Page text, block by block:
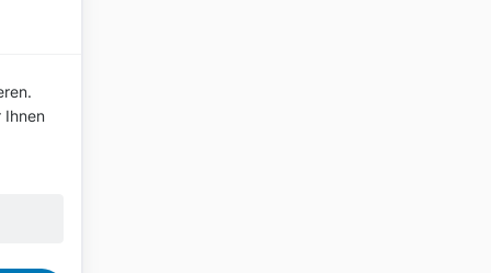
Ihnen